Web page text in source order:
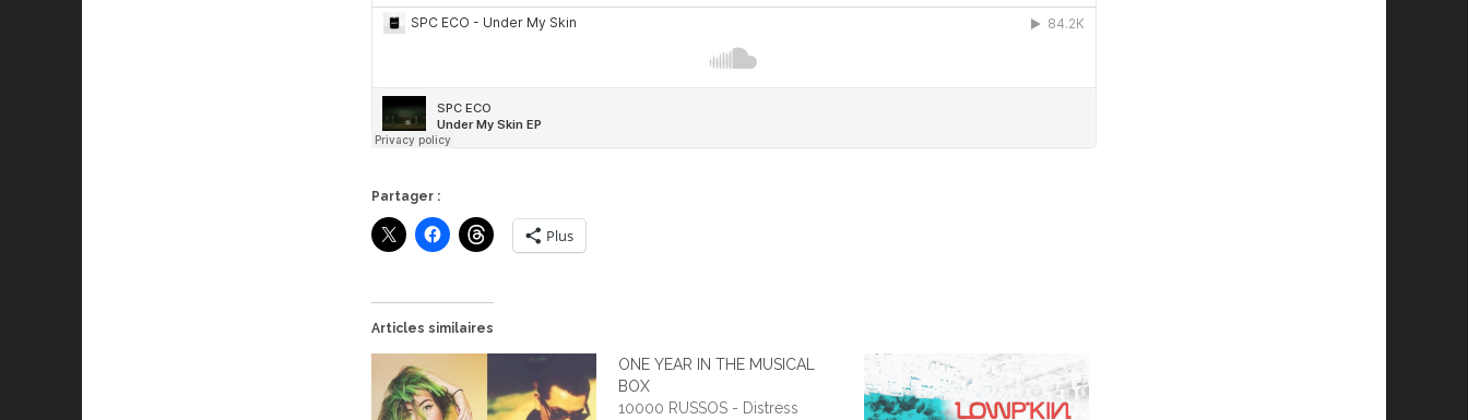
Partager :
Plus
Articles similaires
ONE YEAR IN THE MUSICAL
BOX
10000 RUSSOS - Distress